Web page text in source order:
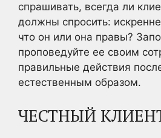
спрашивать, всегда ли
должны спросить:
что он или она правы?
проповедуйте ее своим
правильные действия
естественным образом.
ЧЕСТНЫЙ